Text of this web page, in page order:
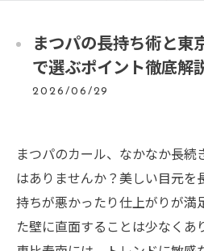
まつパの長持ち術と東
で選ぶポイント徹底解
2026/06/29
まつパのカール、なかなか長
はありませんか？美しい目元を
持ちが悪かったり仕上がりが満
た壁に直面することは少なく